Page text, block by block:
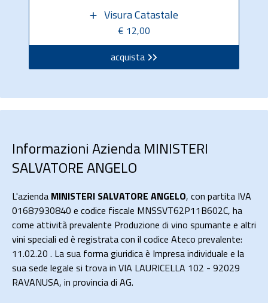
Visura Catastale
€ 12,00
acquista
Informazioni Azienda MINISTERI
SALVATORE ANGELO
L'azienda MINISTERI SALVATORE ANGELO, con partita IVA
01687930840 e codice fiscale MNSSVT62P11B602C, ha
come attività prevalente Produzione di vino spumante e altri
vini speciali ed è registrata con il codice Ateco prevalente:
11.02.20 . La sua forma giuridica è Impresa individuale e la
sua sede legale si trova in VIA LAURICELLA 102 - 92029
RAVANUSA, in provincia di AG.